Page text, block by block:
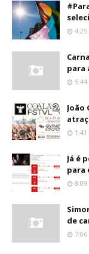
4:25
para
5:44
João
1:41
Já é
para
8:09
de
7:06